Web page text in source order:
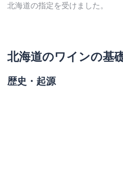
北海道の指定を受けました。
北海道のワインの基
歴史・起源